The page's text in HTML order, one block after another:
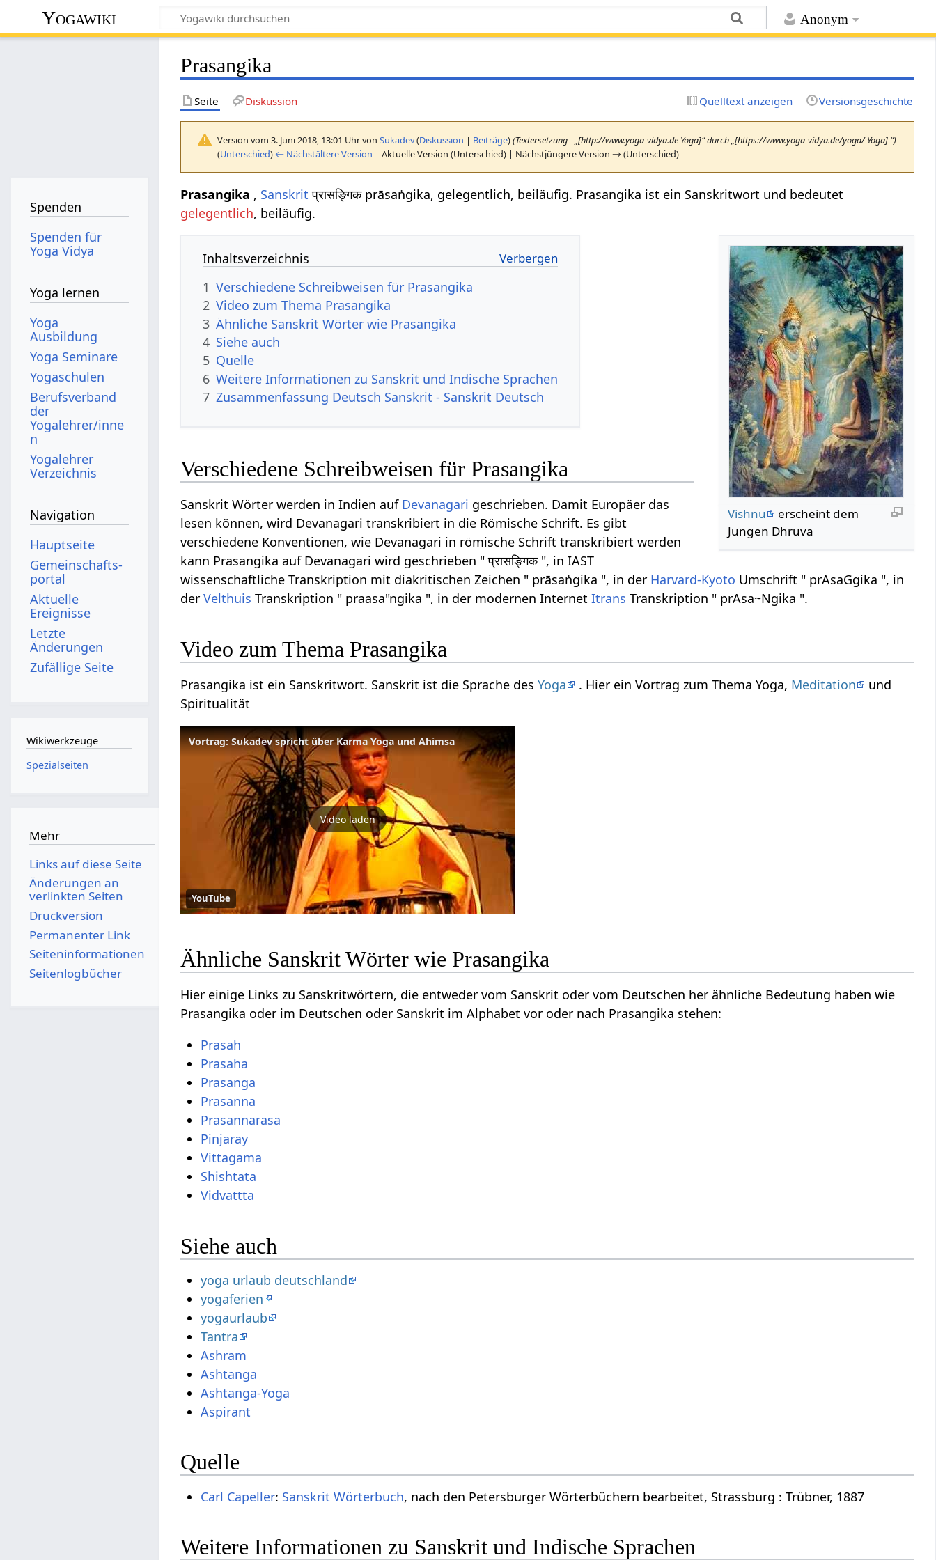
Anonym
Yogawiki
Prasangika
Seite Diskussion Quelltext anzeigen Versionsgeschichte
Version vom 3. Juni 2018, 13:01 Uhr vonSukadev(Diskussion | Beiträge)(Textersetzung - „[http://www.yoga-vidya.de Yoga]“ durch „[https://www.yoga-vidya.de/yoga/ Yoga] “)
(Unterschied) ← Nächstältere Version | Aktuelle Version (Unterschied) | Nächstjüngere Version → (Unterschied)
Prasangika , Sanskrit प्रासङ्गिक prāsaṅgika, gelegentlich, beiläufig. Prasangika ist ein Sanskritwort und bedeutet
gelegentlich, beiläufig.
Vishnu
erscheint dem
Jungen Dhruva
Inhaltsverzeichnis
1 Verschiedene Schreibweisen für Prasangika
2 Video zum Thema Prasangika
3 Ähnliche Sanskrit Wörter wie Prasangika
4 Siehe auch
5 Quelle
6 Weitere Informationen zu Sanskrit und Indische Sprachen
7 Zusammenfassung Deutsch Sanskrit - Sanskrit Deutsch
Verschiedene Schreibweisen für Prasangika
Sanskrit Wörter werden in Indien auf Devanagari geschrieben. Damit Europäer das
lesen können, wird Devanagari transkribiert in die Römische Schrift. Es gibt
verschiedene Konventionen, wie Devanagari in römische Schrift transkribiert werden
kann Prasangika auf Devanagari wird geschrieben " प्रासङ्गिक ", in IAST
wissenschaftliche Transkription mit diakritischen Zeichen " prāsaṅgika ", in der Harvard-Kyoto Umschrift " prAsaGgika ", in
derVelthuis Transkription " praasa"ngika ", in der modernen InternetItrans Transkription " prAsa~Ngika ".
Video zum Thema Prasangika
Prasangika ist ein Sanskritwort. Sanskrit ist die Sprache desYoga . Hier ein Vortrag zum Thema Yoga, Meditation
und
Spiritualität
Vortrag: Sukadev spricht über Karma Yoga und Ahimsa
Video laden
YouTube
Ähnliche Sanskrit Wörter wie Prasangika
Hier einige Links zu Sanskritwörtern, die entweder vom Sanskrit oder vom Deutschen her ähnliche Bedeutung haben wie
Prasangika oder im Deutschen oder Sanskrit im Alphabet vor oder nach Prasangika stehen:
Prasah
Prasaha
Prasanga
Prasanna
Prasannarasa
Pinjaray
Vittagama
Shishtata
Vidvattta
Siehe auch
yoga urlaub deutschland
yogaferien
yogaurlaub
Tantra
Ashram
Ashtanga
Ashtanga-Yoga
Aspirant
Quelle
Carl Capeller: Sanskrit Wörterbuch, nach den Petersburger Wörterbüchern bearbeitet, Strassburg : Trübner, 1887
Weitere Informationen zu Sanskrit und Indische Sprachen
Spenden
Spenden für
Yoga Vidya
Yoga lernen
Yoga
Ausbildung
Yoga Seminare
Yogaschulen
Berufsverband
der
Yogalehrer/inne
n
Yogalehrer
Verzeichnis
Navigation
Hauptseite
Gemeinschafts­
portal
Aktuelle
Ereignisse
Letzte
Änderungen
Zufällige Seite
Wikiwerkzeuge
Spezialseiten
Mehr
Links auf diese Seite
Änderungen an
verlinkten Seiten
Druckversion
Permanenter Link
Seiten­­informationen
Seitenlogbücher